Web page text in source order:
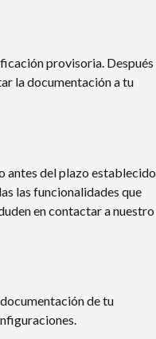
provisoria. Después
la documentación a tu
antes del plazo establecido
las funcionalidades que
en contactar a nuestro
de tu